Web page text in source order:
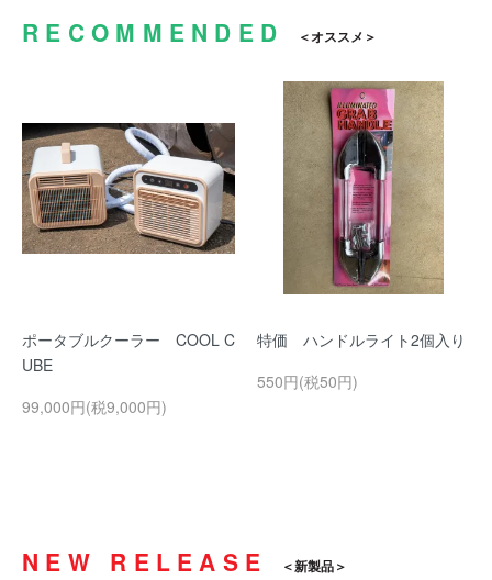
RECOMMENDED オススメ
ポータブルクーラー COOL C
UBE
99,000円(税9,000円)
特価 ハンドルライト2個入り
550円(税50円)
NEW RELEASE 新製品